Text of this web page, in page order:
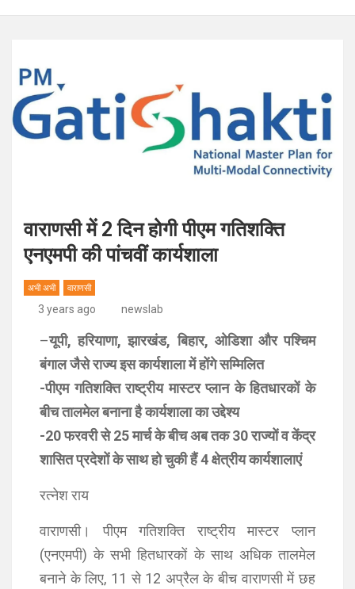
वाराणसी में 2 दिन होगी पीएम गतिशक्ति
एनएमपी की पांचवीं कार्यशाला
अभी अभी वाराणसी
3 years ago newslab
–यूपी, हरियाणा, झारखंड, बिहार, ओडिशा और पश्चिम
बंगाल जैसे राज्य इस कार्यशाला में होंगे सम्मिलित
-पीएम गतिशक्ति राष्ट्रीय मास्टर प्लान के हितधारकों के
बीच तालमेल बनाना है कार्यशाला का उद्देश्य
-20 फरवरी से 25 मार्च के बीच अब तक 30 राज्यों व केंद्र
शासित प्रदेशों के साथ हो चुकी हैं 4 क्षेत्रीय कार्यशालाएं
रत्नेश राय
वाराणसी। पीएम गतिशक्ति राष्ट्रीय मास्टर प्लान
(एनएमपी) के सभी हितधारकों के साथ अधिक तालमेल
बनाने के लिए, 11 से 12 अप्रैल के बीच वाराणसी में छह